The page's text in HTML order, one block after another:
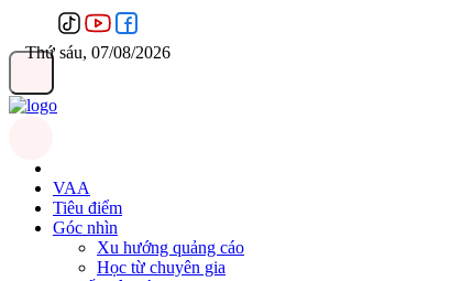
Thứ sáu, 07/08/2026
VAA
Tiêu điểm
Góc nhìn
Xu hướng quảng cáo
Học từ chuyên gia